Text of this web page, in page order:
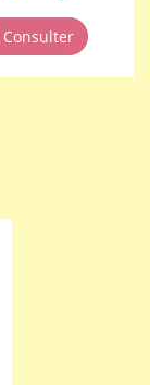
Consulter